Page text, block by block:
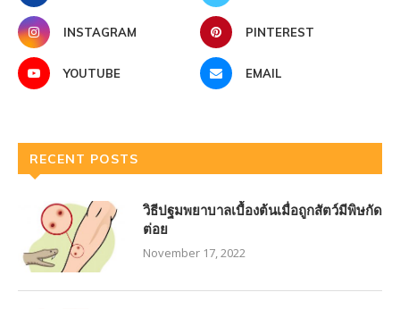
INSTAGRAM PINTEREST
YOUTUBE EMAIL
RECENT POSTS
วิธีปฐมพยาบาลเบื้องต้นเมื่อถูกสัตว์มีพิษกัด
ต่อย
November 17, 2022